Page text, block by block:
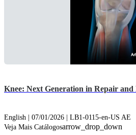
Knee: Next Generation in Repair and
English | 07/01/2026 | LB1-0115-en-US AE
Veja Mais Catálogosarrow_drop_down